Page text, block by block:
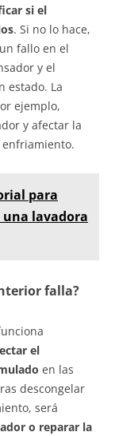
si el
. Si no lo hace,
fallo en el
y el
estado. La
ejemplo,
y afectar la
para
una lavadora
falla?
el
en las
descongelar
será
o reparar la